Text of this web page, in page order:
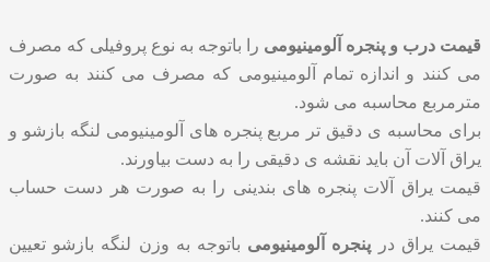
قیمت درب و پنجره آلومینیومی را باتوجه به نوع پروفیلی که مصرف
می کنند و اندازه تمام آلومینیومی که مصرف می کنند به صورت
مترمربع محاسبه می شود.
برای محاسبه ی دقیق تر مربع پنجره های آلومینیومی لنگه بازشو و
یراق آلات آن باید نقشه ی دقیقی را به دست بیاورند.
قیمت یراق آلات پنجره های بندینی را به صورت هر دست حساب
می کنند.
قیمت یراق در پنجره آلومینیومی باتوجه به وزن لنگه بازشو تعیین